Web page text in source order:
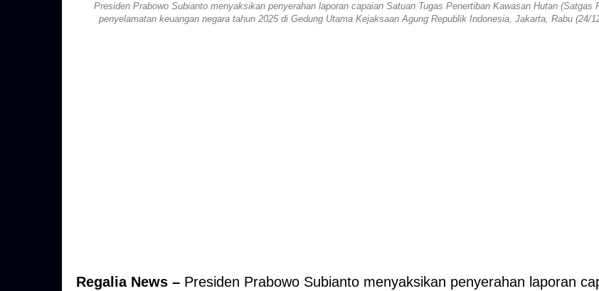
Presiden Prabowo Subianto menyaksikan penyerahan laporan capaian Satuan Tugas Penertiban Kawasan Hutan (Satgas
penyelamatan keuangan negara tahun 2025 di Gedung Utama Kejaksaan Agung Republik Indonesia, Jakarta, Rabu (24/
Regalia News – Presiden Prabowo Subianto menyaksikan penyerahan laporan